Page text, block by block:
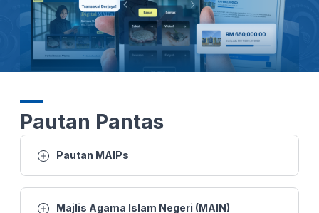
26 MAC 2026 -BTH- SUSULAN KEMARAU DAN CUACA PANAS: 1,000 JEMAAH TUNAIKAN SOLAT AL-ISTISQA DI PERLIS
25 MAC 2026 - BERITA WILAYAH - WILAYAH UTARA
21 MAC 2026 - BTH- AIDILFITRI RAJA PERLIS SOLAT SUNAT AIDILFITRI DI DATARAN ISTIADAT
Pautan Pantas
Pautan MAIPs
Majlis Agama Islam Negeri (MAIN)